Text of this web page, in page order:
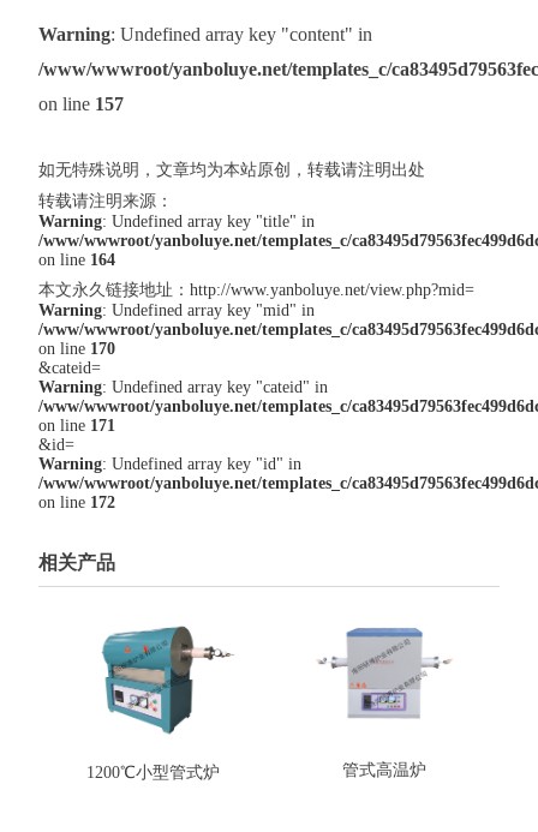
Warning: Undefined array key "content" in
/www/wwwroot/yanboluye.net/templates_c/
on line 157
如无特殊说明，文章均为本站原创，转载请注明出处
转载请注明来源：
Warning: Undefined array key "title" in
/www/wwwroot/yanboluye.net/templates_c/
on line 164
本文永久链接地址： http://www.yanboluye.net/view.php?mid=
Warning: Undefined array key "mid" in
/www/wwwroot/yanboluye.net/templates_c/
on line 170
&cateid=
Warning: Undefined array key "cateid" in
/www/wwwroot/yanboluye.net/templates_c/
on line 171
&id=
Warning: Undefined array key "id" in
/www/wwwroot/yanboluye.net/templates_c/
on line 172
相关产品
1200℃小型管式炉 管式高温炉